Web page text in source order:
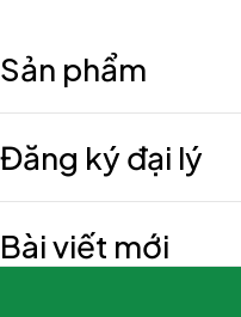
Sản phẩm
Đăng ký đại lý
Bài viết mới